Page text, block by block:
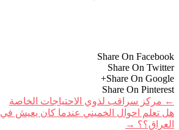
Share On Facebook
Share On Twitter
Share On Google+
Share On Pinterest
← مركز سراقب لذوي الاحتياجات الخاصة
هل تعلم احوال الخميني عندما كان يعيش في
العراق؟؟ →